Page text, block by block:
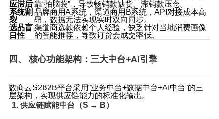
应滞后靠“拍脑袋”，导致畅销款缺货、滞销款压仓。
系统割
裂
品牌商用A系统，渠道商用B系统，API对接成本高
昂，数据无法实现实时双向同步。
选品盲
目性
渠道商选款依赖个人经验，缺乏针对当地消费画像
的智能推荐，导致订货会成交率低。
四、 核心功能架构：三大中台+AI引擎
数商云S2B2B平台采用“业务中台+数据中台+AI中台”的三
层架构，实现供应链能力的标准化输出。
1. 供应链赋能中台（S → B）